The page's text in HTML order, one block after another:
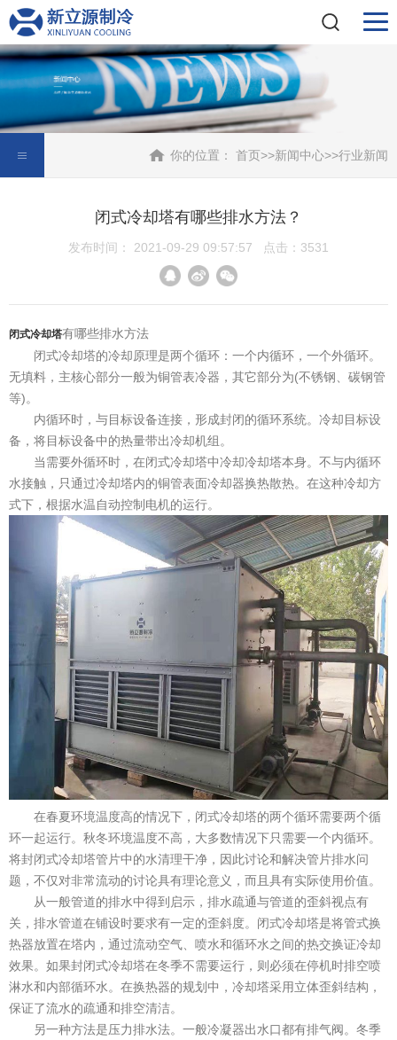
你的位置： 首页>>新闻中心>>行业新闻
闭式冷却塔有哪些排水方法？
发布时间： 2021-09-29 09:57:57 点击：3531
闭式冷却塔有哪些排水方法
闭式冷却塔的冷却原理是两个循环：一个内循环，一个外循环。
无填料，主核心部分一般为铜管表冷器，其它部分为(不锈钢、碳钢管
等)。
内循环时，与目标设备连接，形成封闭的循环系统。冷却目标设
备，将目标设备中的热量带出冷却机组。
当需要外循环时，在闭式冷却塔中冷却冷却塔本身。不与内循环
水接触，只通过冷却塔内的铜管表面冷却器换热散热。在这种冷却方
式下，根据水温自动控制电机的运行。
在春夏环境温度高的情况下，闭式冷却塔的两个循环需要两个循
环一起运行。秋冬环境温度不高，大多数情况下只需要一个内循环。
将封闭式冷却塔管片中的水清理干净，因此讨论和解决管片排水问
题，不仅对非常流动的讨论具有理论意义，而且具有实际使用价值。
从一般管道的排水中得到启示，排水疏通与管道的歪斜视点有
关，排水管道在铺设时要求有一定的歪斜度。闭式冷却塔是将管式换
热器放置在塔内，通过流动空气、喷水和循环水之间的热交换证冷却
效果。如果封闭式冷却塔在冬季不需要运行，则必须在停机时排空喷
淋水和内部循环水。在换热器的规划中，冷却塔采用立体歪斜结构，
保证了流水的疏通和排空清洁。
另一种方法是压力排水法。一般冷凝器出水口都有排气阀。冬季